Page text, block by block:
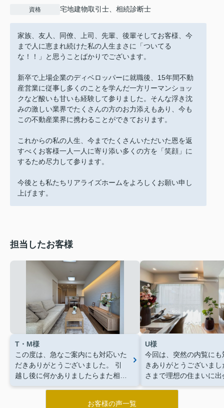
資格 宅地建物取引士、相続診断士
家族、友人、同僚、上司、先輩、後輩そしてお客様、今
まで人に恵まれ続けた私の人生まさに「ついてる
な！！」と思うことばかりでございます。
新卒で上場企業のディベロッパーに就職後、15年間不動
産営業に従事し多くのことを学んだ一方リーマンショッ
クなど酸いも甘いも経験して参りました。そんな浮き沈
みの激しい業界でたくさんの方のお力添えもあり、今も
この不動産業界に携わることができております。
これからの私の人生、今までたくさんいただいた恩を返
すべくお客様一人一人に寄り添い多くの方を「笑顔」に
するため尽力して参ります。
今後とも私たちリアライズホームをよろしくお願い申し
上げます。
担当したお客様
T・M様
この度は、急なご案内にも対応いた
だきありがとうございました。
引
越し後に何かありましたらまた相談
U様
今回は、突然の内覧にも
きありがとうございま
さまで理想の住まいに
お客様の声一覧